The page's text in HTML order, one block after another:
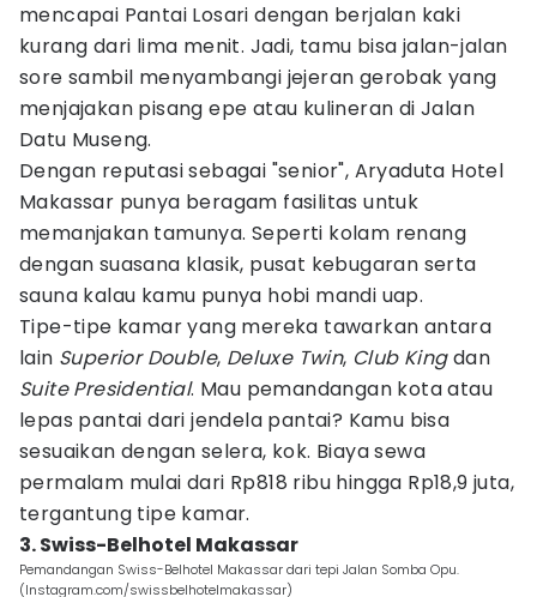
mencapai Pantai Losari dengan berjalan kaki
kurang dari lima menit. Jadi, tamu bisa jalan-jalan
sore sambil menyambangi jejeran gerobak yang
menjajakan pisang epe atau kulineran di Jalan
Datu Museng.
Dengan reputasi sebagai "senior", Aryaduta Hotel
Makassar punya beragam fasilitas untuk
memanjakan tamunya. Seperti kolam renang
dengan suasana klasik, pusat kebugaran serta
sauna kalau kamu punya hobi mandi uap.
Tipe-tipe kamar yang mereka tawarkan antara
lain Superior Double, Deluxe Twin, Club Kingdan
Suite Presidential. Mau pemandangan kota atau
lepas pantai dari jendela pantai? Kamu bisa
sesuaikan dengan selera, kok. Biaya sewa
permalam mulai dari Rp818 ribu hingga Rp18,9 juta,
tergantung tipe kamar.
3. Swiss-Belhotel Makassar
Pemandangan Swiss-Belhotel Makassar dari tepi Jalan Somba Opu.
(Instagram.com/swissbelhotelmakassar)